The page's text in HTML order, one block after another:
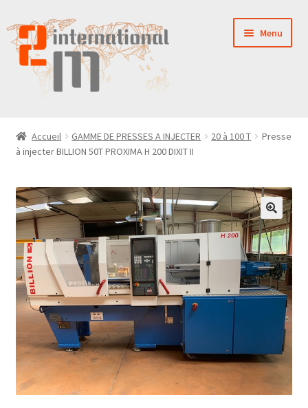
Aller
à
la
navigation
Aller
au
contenu
Menu
NOUVEAUTÉS
VENTES
PIÈCES DÉTACHÉES
CONTACT
Accueil GAMME DE PRESSES A INJECTER 20 à 100 T
Presse
à injecter BILLION 50T PROXIMA H 200 DIXIT II